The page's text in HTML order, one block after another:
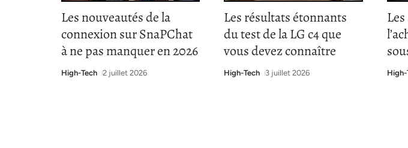
Les nouveautés de la
connexion sur SnaPChat
à ne pas manquer en 2026
High-Tech 2 juillet 2026
Les résultats étonnants
du test de la LG c4 que
vous devez connaître
High-Tech 3 juillet 2026 High-